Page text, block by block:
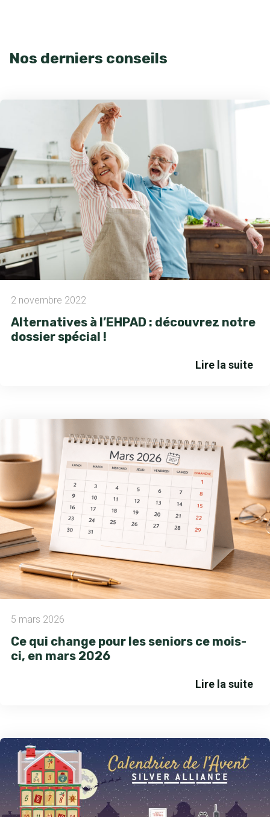
Nos derniers conseils
2 novembre 2022
Alternatives à l’EHPAD : découvrez notre
dossier spécial !
Lire la suite
5 mars 2026
Ce qui change pour les seniors ce mois-
ci, en mars 2026
Lire la suite